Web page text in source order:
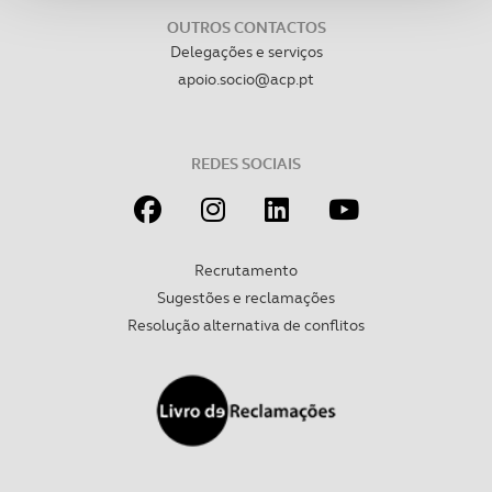
Adicionalmente partilhamos informação, relativa à sua
utilização do nosso site de publicidade e de análise, com
O ACP garantirá que as transferências internacionais de
dados pessoais serão realizadas apenas com o seu
consentimento e quando tal se afigure estritamente
Realçamos que o bloqueio de certo tipo de Cookies e
tecnologias similares pode ter impacto na sua
Consulte a política de cookies do site.
OUTROS CONTACTOS
Delegações e serviços
apoio.socio@acp.pt
REDES SOCIAIS
Recrutamento
Sugestões e reclamações
Resolução alternativa de conflitos